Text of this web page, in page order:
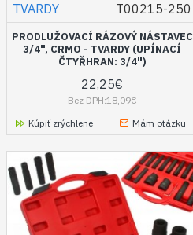
TVARDY T00215-250
PRODLUŽOVACÍ RÁZOVÝ NÁSTAVEC
3/4", CRMO - TVARDY (UPÍNACÍ
ČTYŘHRAN: 3/4")
22,25€
Bez DPH:18,09€
Kúpiť zrýchlene
Mám otázku